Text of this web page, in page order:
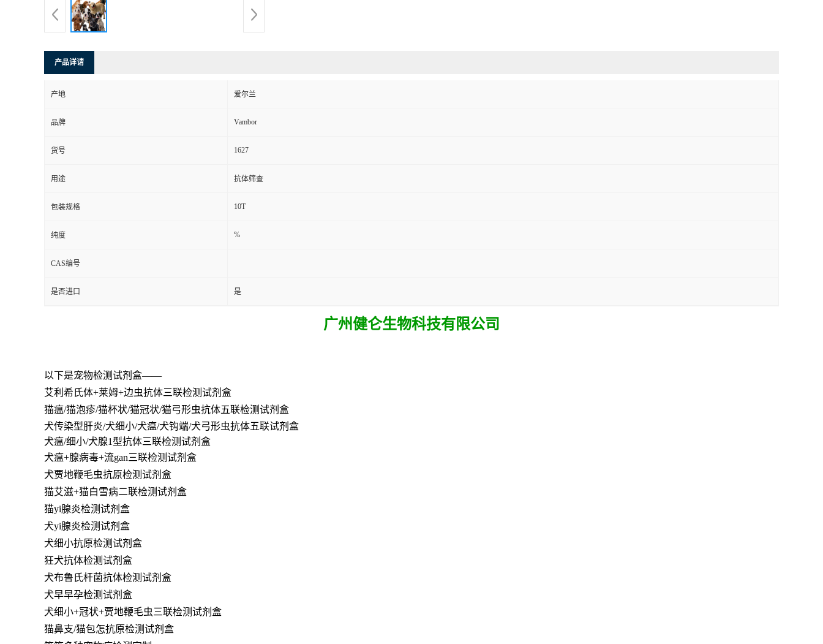
产品详请
产地 爱尔兰
品牌 Vambor
货号 1627
用途 抗体筛查
包装规格 10T
纯度 %
CAS编号
是否进口 是
广州健仑生物科技有限公司
以下是宠物检测试剂盒——
艾利希 氏体+莱姆+边虫抗体三联检测试剂盒
猫瘟/猫泡疹/猫杯状/猫冠状/猫弓形虫抗体五联检测试剂盒
犬传染型肝炎/犬细小/犬瘟/犬钩端/犬弓形虫抗体五联试剂盒
犬瘟/细小/犬腺1型抗体三联检测试剂盒
犬瘟+腺病毒+流gan三联检测试剂盒
犬贾地鞭毛虫抗原检测试剂盒
猫艾滋+猫白雪病二联检测试剂盒
猫yi腺炎检测试剂盒
犬yi腺炎检测试剂盒
犬细小抗原检测试剂盒
狂犬抗体检测试剂盒
犬布鲁氏杆菌抗体检测试剂盒
犬早早孕检测试剂盒
犬细小+冠状+贾地鞭毛虫三联检测试剂盒
猫鼻支/猫包怎抗原检测试剂盒